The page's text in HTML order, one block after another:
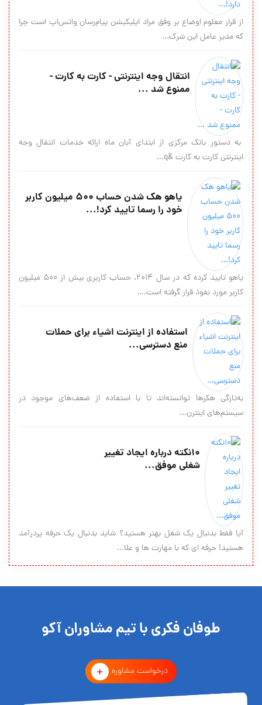
از قرار معلوم اوضاع بر وفق مراد اپلیکیشن پیام‌رسان واتس‌اپ است چرا
که مدیر عامل این شرک...
انتقال وجه اینترنتی - کارت به کارت -
ممنوع شد ...
به دستور بانک مرکزی از ابتدای آبان ماه ارائه خدمات انتقال وجه
اینترنتی کارت به کارت &q...
یاهو هک شدن حساب ۵۰۰ میلیون کاربر
خود را رسما تایید کرد!...
یاهو تایید کرده که در سال ۲۰۱۴، حساب کاربری بیش از ۵۰۰ میلیون
کاربر مورد نفوذ قرار گرفته است....
استفاده از اینترنت اشیاء برای حملات
منع دسترسی...
به‌تازگی هکرها توانسته‌اند تا با استفاده از ضعف‌های موجود در
سیستم‌های اینترن...
10نكته درباره ايجاد تغيير
شغلي موفق...
آیا فقط بدنبال یک شغل بهتر هستید؟ شاید بدنبال یک حرفه پردرآمد
هستید! حرفه ای که با مهارت ها و علا...
طوفان فکری با تیم مشاوران آکو
درخواست مشاوره